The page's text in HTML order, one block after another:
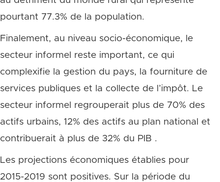
pourtant 77.3% de la population.
Finalement, au niveau socio-économique, le
secteur informel reste important, ce qui
complexifie la gestion du pays, la fourniture de
services publiques et la collecte de l’impôt. Le
secteur informel regrouperait plus de 70% des
actifs urbains, 12% des actifs au plan national et
contribuerait à plus de 32% du PIB .
Les projections économiques établies pour
2015-2019 sont positives. Sur la période du